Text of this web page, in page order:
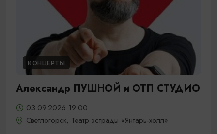
КОНЦЕРТЫ
Александр ПУШНОЙ и ОТП СТУДИО
03.09.2026 19:00
Светлогорск, Театр эстрады «Янтарь-холл»